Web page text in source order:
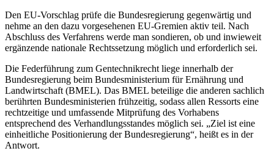
Den EU-Vorschlag prüfe die Bundesregierung gegenwärtig und
nehme an den dazu vorgesehenen EU-Gremien aktiv teil. Nach
Abschluss des Verfahrens werde man sondieren, ob und inwieweit
ergänzende nationale Rechtssetzung möglich und erforderlich sei.
Die Federführung zum Gentechnikrecht liege innerhalb der
Bundesregierung beim Bundesministerium für Ernährung und
Landwirtschaft (BMEL). Das BMEL beteilige die anderen sachlich
berührten Bundesministerien frühzeitig, sodass allen Ressorts eine
rechtzeitige und umfassende Mitprüfung des Vorhabens
entsprechend des Verhandlungsstandes möglich sei. „Ziel ist eine
einheitliche Positionierung der Bundesregierung“, heißt es in der
Antwort.